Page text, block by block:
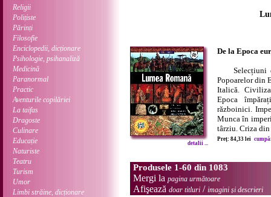
Religii
Polițiste
Părinți
Filosofie
Enciclopedii, dicționare
Psihologie, psihanaliză
Medicină
Paranormal
Practic
Aventurile copilăriei
La taifas
Dragoste
Culinare
Educație
Naturiste
Teatru
Turism
Umor
Limbi străine, dicționare
detalii ...
De la Epoca
Selecțiuni
Popoarelor din
Italică.
Epoca
războinici.
Munca în
târziu. Criza din
Preț: 84,33 lei
Produsele 1-60 din 1083
Mergi la pagina următoare
Afişează doar titluri / imagini și descrieri